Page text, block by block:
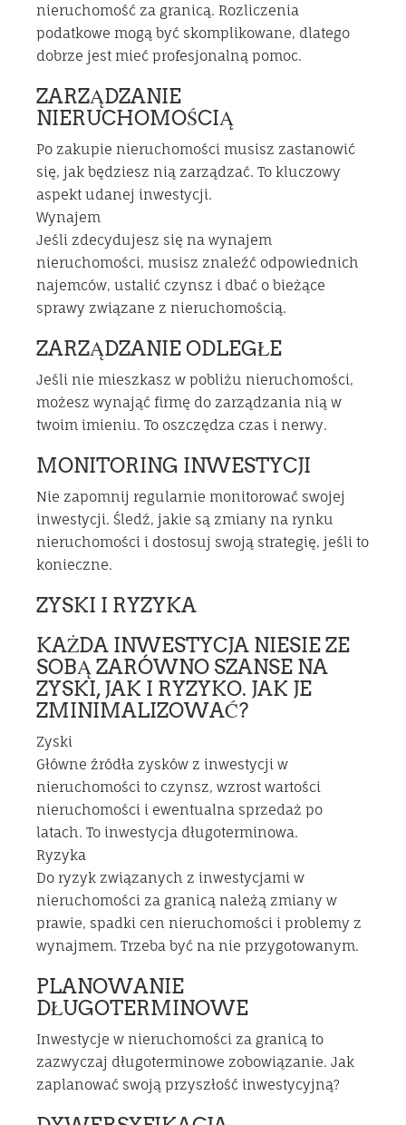
nieruchomość za granicą. Rozliczenia
podatkowe mogą być skomplikowane, dlatego
dobrze jest mieć profesjonalną pomoc.
ZARZĄDZANIE
NIERUCHOMOŚCIĄ
Po zakupie nieruchomości musisz zastanowić
się, jak będziesz nią zarządzać. To kluczowy
aspekt udanej inwestycji.
Wynajem
Jeśli zdecydujesz się na wynajem
nieruchomości, musisz znaleźć odpowiednich
najemców, ustalić czynsz i dbać o bieżące
sprawy związane z nieruchomością.
ZARZĄDZANIE ODLEGŁE
Jeśli nie mieszkasz w pobliżu nieruchomości,
możesz wynająć firmę do zarządzania nią w
twoim imieniu. To oszczędza czas i nerwy.
MONITORING INWESTYCJI
Nie zapomnij regularnie monitorować swojej
inwestycji. Śledź, jakie są zmiany na rynku
nieruchomości i dostosuj swoją strategię, jeśli to
konieczne.
ZYSKI I RYZYKA
KAŻDA INWESTYCJA NIESIE ZE
SOBĄ ZARÓWNO SZANSE NA
ZYSKI, JAK I RYZYKO. JAK JE
ZMINIMALIZOWAĆ?
Zyski
Główne źródła zysków z inwestycji w
nieruchomości to czynsz, wzrost wartości
nieruchomości i ewentualna sprzedaż po
latach. To inwestycja długoterminowa.
Ryzyka
Do ryzyk związanych z inwestycjami w
nieruchomości za granicą należą zmiany w
prawie, spadki cen nieruchomości i problemy z
wynajmem. Trzeba być na nie przygotowanym.
PLANOWANIE
DŁUGOTERMINOWE
Inwestycje w nieruchomości za granicą to
zazwyczaj długoterminowe zobowiązanie. Jak
zaplanować swoją przyszłość inwestycyjną?